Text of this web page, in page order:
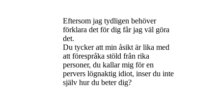
Eftersom jag tydligen behöver
förklara det för dig får jag väl göra
det.
Du tycker att min åsikt är lika med
att förespråka stöld från rika
personer, du kallar mig för en
pervers lögnaktig idiot, inser du inte
själv hur du beter dig?